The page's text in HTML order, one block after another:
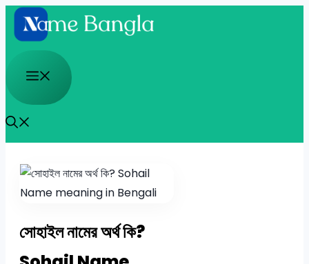
Skip
to
content
Menu
সোহাইল নামের অর্থ কি?